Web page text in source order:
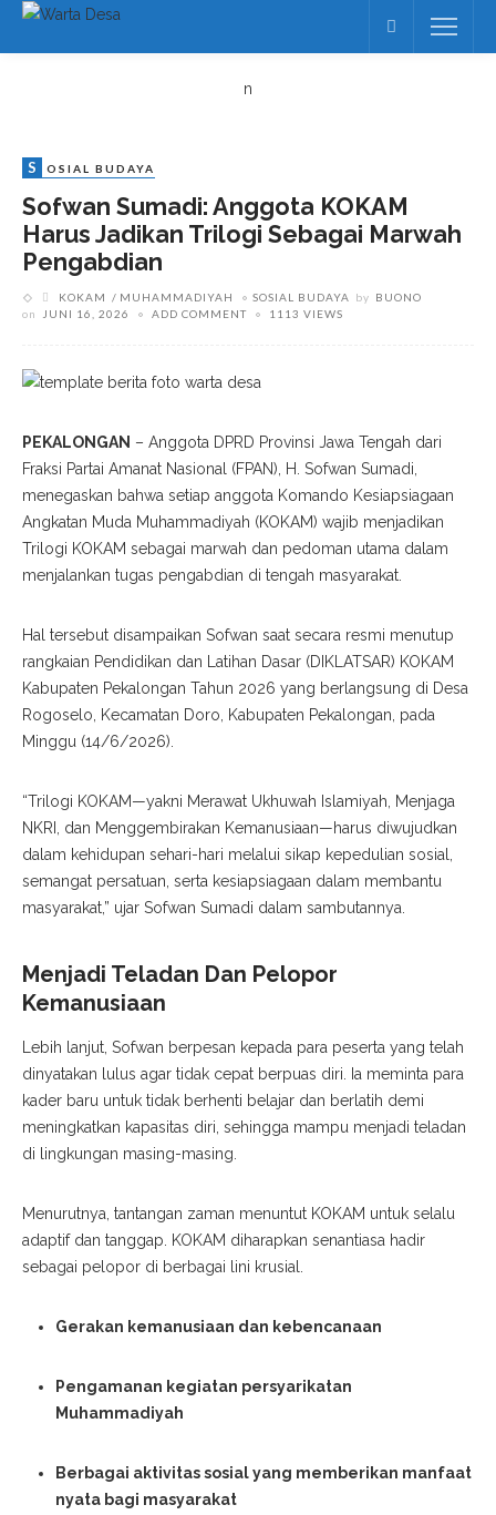
n
S OSIAL BUDAYA
Sofwan Sumadi: Anggota KOKAM
Harus Jadikan Trilogi Sebagai Marwah
Pengabdian
KOKAM MUHAMMADIYAH SOSIAL BUDAYA by BUONO
on
JUNI 16, 2026 ADD COMMENT 1113 VIEWS
PEKALONGAN – Anggota DPRD Provinsi Jawa Tengah dari
Fraksi Partai Amanat Nasional (FPAN), H. Sofwan Sumadi,
menegaskan bahwa setiap anggota Komando Kesiapsiagaan
Angkatan Muda Muhammadiyah (KOKAM) wajib menjadikan
Trilogi KOKAM sebagai marwah dan pedoman utama dalam
menjalankan tugas pengabdian di tengah masyarakat.
Hal tersebut disampaikan Sofwan saat secara resmi menutup
rangkaian Pendidikan dan Latihan Dasar (DIKLATSAR) KOKAM
Kabupaten Pekalongan Tahun 2026 yang berlangsung di Desa
Rogoselo, Kecamatan Doro, Kabupaten Pekalongan, pada
Minggu (14/6/2026).
“Trilogi KOKAM—yakni Merawat Ukhuwah Islamiyah, Menjaga
NKRI, dan Menggembirakan Kemanusiaan—harus diwujudkan
dalam kehidupan sehari-hari melalui sikap kepedulian sosial,
semangat persatuan, serta kesiapsiagaan dalam membantu
masyarakat,” ujar Sofwan Sumadi dalam sambutannya.
Menjadi Teladan Dan Pelopor
Kemanusiaan
Lebih lanjut, Sofwan berpesan kepada para peserta yang telah
dinyatakan lulus agar tidak cepat berpuas diri. Ia meminta para
kader baru untuk tidak berhenti belajar dan berlatih demi
meningkatkan kapasitas diri, sehingga mampu menjadi teladan
di lingkungan masing-masing.
Menurutnya, tantangan zaman menuntut KOKAM untuk selalu
adaptif dan tanggap. KOKAM diharapkan senantiasa hadir
sebagai pelopor di berbagai lini krusial.
Gerakan kemanusiaan dan kebencanaan
Pengamanan kegiatan persyarikatan
Muhammadiyah
Berbagai aktivitas sosial yang memberikan manfaat
nyata bagi masyarakat